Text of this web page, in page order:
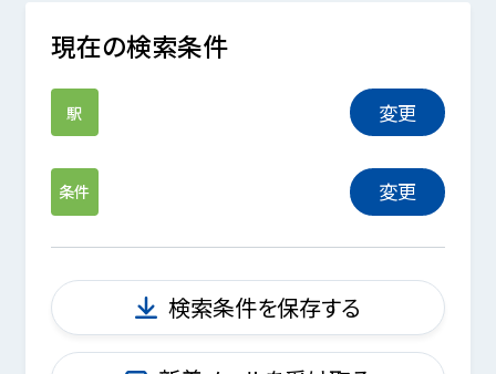
現在の検索条件
駅 変更
条件 変更
検索条件を保存する